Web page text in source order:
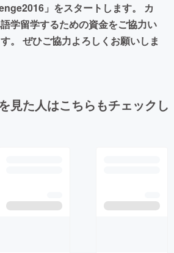
」をスタートします。 カ
学留学するための資金をご協力い
。 ぜひご協力よろしくお願いしま
見た人はこちらもチェックし